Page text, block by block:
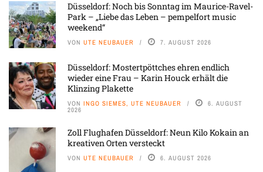
Düsseldorf: Noch bis Sonntag im Maurice-Ravel-
Park – „Liebe das Leben – pempelfort music
weekend“
VON UTE NEUBAUER 7. AUGUST 2026
Düsseldorf: Mostertpöttches ehren endlich
wieder eine Frau – Karin Houck erhält die
Klinzing Plakette
VON INGO SIEMES, UTE NEUBAUER 6. AUGUST
2026
Zoll Flughafen Düsseldorf: Neun Kilo Kokain an
kreativen Orten versteckt
VON UTE NEUBAUER 6. AUGUST 2026